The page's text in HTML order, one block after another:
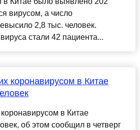
вирусом, а число
2,8 тыс. человек.
стали 42 пациента...
коронавирусом в Китае
в Китае
об этом сообщил в четверг